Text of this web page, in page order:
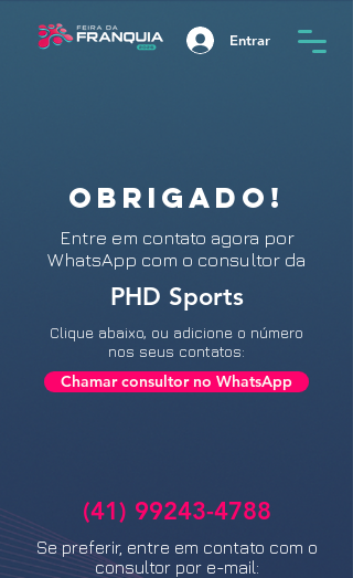
Entrar
OBRIGADO!
Entre em contato agora por
WhatsApp com o consultor da
PHD Sports
Clique abaixo, ou adicione o número
nos seus contatos:
Chamar consultor no WhatsApp
(41) 99243-4788
Se preferir, entre em contato com o
consultor por e-mail: